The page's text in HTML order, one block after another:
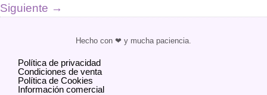
Siguiente →
Hecho con ❤ y mucha paciencia.
Política de privacidad
Condiciones de venta
Política de Cookies
Información comercial